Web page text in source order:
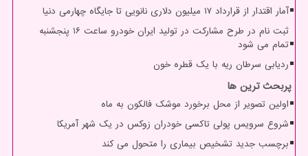
آمار اقتدار از قرارداد ۱۷ میلیون دلاری نانویی تا جایگاه چهارمی دنیا
ثبت نام در طرح مشارکت در تولید ایران خودرو ساعت ۱۶ پنجشنبه
تمام می شود
ردیابی سرطان ریه با یک قطره خون
پربحث ترین ها
اولین تصویر از محل برخورد موشک فالکون به ماه
شروع سرویس پولی تاکسی خودران زوکس در یک شهر آمریکا
برچسب جدید تشخیص بیماری را متحول می کند